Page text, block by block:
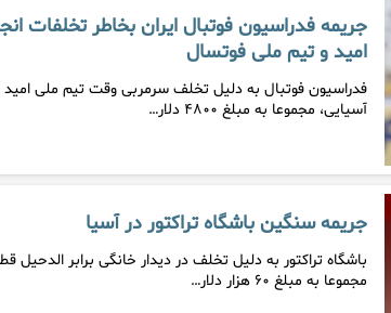
جریمه فدراسیون فوتبال ایران بخاطر تخلفات
امید و تیم ملی فوتسال
فدراسیون فوتبال به دلیل تخلف سرمربی وقت تیم ملی
آسیایی، مجموعا به مبلغ ۴۸۰۰ دلار…
جریمه سنگین باشگاه تراکتور در آسیا
مجموعا به مبلغ ۶۰ هزار دلار…